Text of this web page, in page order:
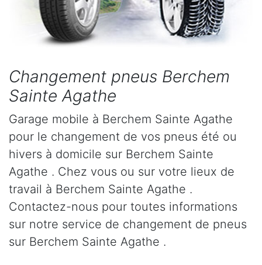
Changement pneus Berchem
Sainte Agathe
Garage mobile à Berchem Sainte Agathe
pour le changement de vos pneus été ou
hivers à domicile sur Berchem Sainte
Agathe . Chez vous ou sur votre lieux de
travail à Berchem Sainte Agathe .
Contactez-nous pour toutes informations
sur notre service de changement de pneus
sur Berchem Sainte Agathe .